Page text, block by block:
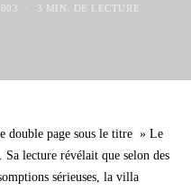
3 MIN. DE LECTURE
double page sous le titre » Le
lecture révélait que selon des
sérieuses, la villa